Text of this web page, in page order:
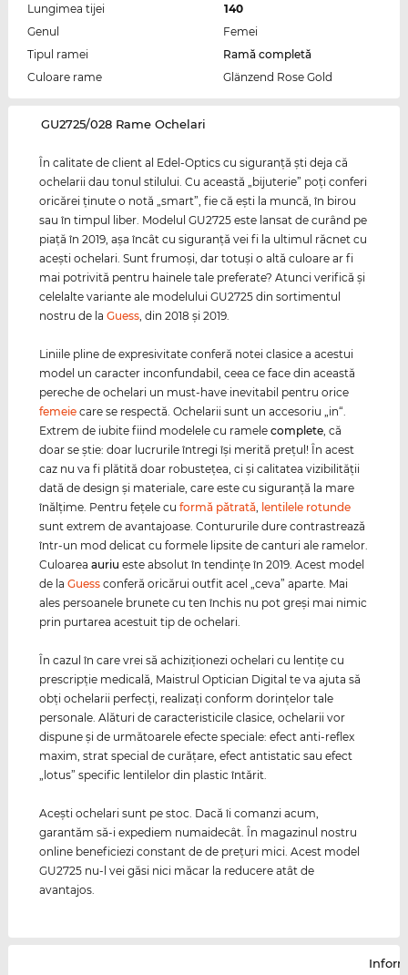
Lungimea tijei
140
Genul
Femei
Tipul ramei
Ramă completă
Culoare rame
Glänzend Rose Gold
‌GU2725/028 Rame Ochelari
În calitate de client al Edel-Optics cu siguranţă şti deja că
ochelarii dau tonul stilului. Cu această „bijuterie” poţi conferi
oricărei ţinute o notă „smart”, fie că eşti la muncă, în birou
sau în timpul liber. Modelul GU2725 este lansat de curând pe
piaţă în 2019, aşa încât cu siguranţă vei fi la ultimul răcnet cu
aceşti ochelari. Sunt frumoşi, dar totuşi o altă culoare ar fi
mai potrivită pentru hainele tale preferate? Atunci verifică şi
celelalte variante ale modelului GU2725 din sortimentul
nostru de laGuess , din 2018 şi 2019.
Liniile pline de expresivitate conferă notei clasice a acestui
model un caracter inconfundabil, ceea ce face din această
pereche de ochelari un must-have inevitabil pentru orice
femeie care se respectă. Ochelarii sunt un accesoriu „in“.
Extrem de iubite fiind modelele cu ramelecomplete , că
doar se ştie: doar lucrurile întregi îşi merită preţul! În acest
caz nu va fi plătită doar robusteţea, ci şi calitatea vizibilităţii
dată de design şi materiale, care este cu siguranţă la mare
înălţime. Pentru feţele cuformă pătrată lentilele rotunde
sunt extrem de avantajoase. Contururile dure contrastrează
într-un mod delicat cu formele lipsite de canturi ale ramelor.
Culoareaauriu este absolut în tendinţe în 2019. Acest model
de laGuess conferă oricărui outfit acel „ceva” aparte. Mai
ales persoanele brunete cu ten închis nu pot greşi mai nimic
prin purtarea acestuit tip de ochelari.
În cazul în care vrei să achiziţionezi ochelari cu lentiţe cu
prescripţie medicală, Maistrul Optician Digital te va ajuta să
obţi ochelarii perfecţi, realizaţi conform dorinţelor tale
personale. Alături de caracteristicile clasice, ochelarii vor
dispune şi de următoarele efecte speciale: efect anti-reflex
maxim, strat special de curăţare, efect antistatic sau efect
„lotus” specific lentilelor din plastic întărit.
Aceşti ochelari sunt pe stoc. Dacă îi comanzi acum,
garantăm să-i expediem numaidecât. În magazinul nostru
online beneficiezi constant de de preţuri mici. Acest model
GU2725 nu-l vei găsi nici măcar la reducere atât de
avantajos.